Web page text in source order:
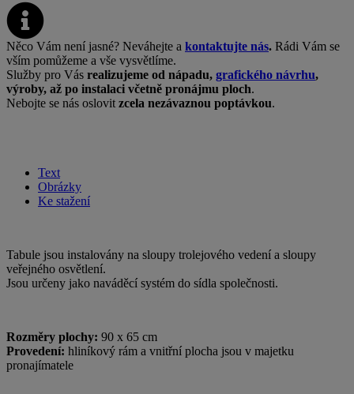
Něco Vám není jasné? Neváhejte a kontaktujte nás. Rádi Vám se
vším pomůžeme a vše vysvětlíme.
Služby pro Vás realizujeme od nápadu, grafického návrhu,
výroby, až po instalaci včetně pronájmu ploch.
Nebojte se nás oslovit zcela nezávaznou poptávkou.
Text
Obrázky
Ke stažení
Tabule jsou instalovány na sloupy trolejového vedení a sloupy
veřejného osvětlení.
Jsou určeny jako naváděcí systém do sídla společnosti.
Rozměry plochy: 90 x 65 cm
Provedení: hliníkový rám a vnitřní plocha jsou v majetku
pronajímatele